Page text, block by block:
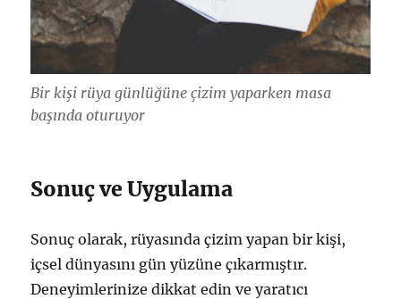
Bir kişi rüya günlüğüne çizim yaparken masa
başında oturuyor
Sonuç ve Uygulama
Sonuç olarak, rüyasında çizim yapan bir kişi,
içsel dünyasını gün yüzüne çıkarmıştır.
Deneyimlerinize dikkat edin ve yaratıcı